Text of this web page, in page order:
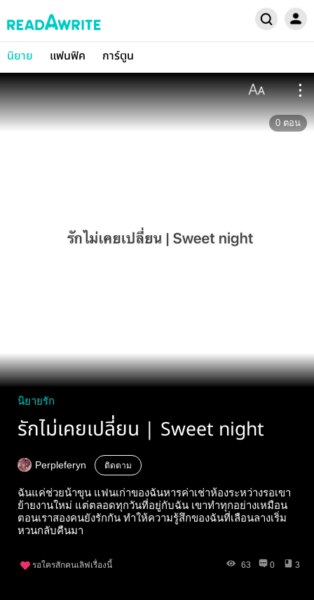
นิยาย แฟนฟิค การ์ตูน
0 ตอน
นิยายรัก
รักไม่เคยเปลี่ยน | Sweet night
Perpleferyn ติดตาม
ฉันแค่ช่วยน้าขุน แฟนเก่าของฉันหารค่าเช่าห้องระหว่างรอเขา
ย้ายงานใหม่ แต่ตลอดทุกวันที่อยู่กับฉัน เขาทำทุกอย่างเหมือน
ตอนเราสองคนยังรักกัน ทำให้ความรู้สึกของฉันที่เลือนลางเริ่ม
หวนกลับคืนมา
รอใครสักคนเลิฟเรื่องนี้ 63 0 3